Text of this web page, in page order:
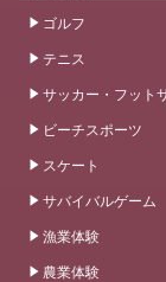
ゴルフ
テニス
サッカー・フット
ビーチスポーツ
スケート
サバイバルゲーム
漁業体験
農業体験